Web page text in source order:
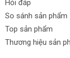
chọn. Bạn
Nếu không
trả lại trong
Hỏi đáp
So sánh sản phẩm
Top sản phẩm
Thương hiệu sản